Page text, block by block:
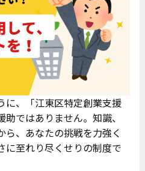
に、「江東区特定創業支援
ではありません。知識、
ら、あなたの挑戦を力強く
に至れり尽くせりの制度で